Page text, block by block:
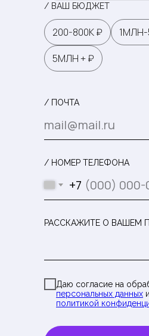
/ ПОЧТА
/ НОМЕР ТЕЛЕФОНА
+7
РАССКАЖИТЕ О ВАШЕМ
Даю согласие на
персональных данных
политикой
/ ВАШ БЮДЖЕТ
200-800К ₽
5МЛН + ₽